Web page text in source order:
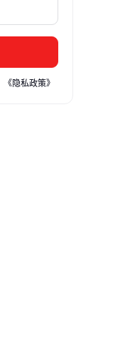
《隐私政策》